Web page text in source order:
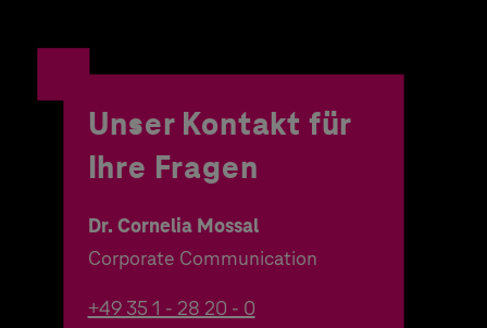
Unser Kontakt für
Ihre Fragen
Dr. Cornelia Mossal
Corporate Communication
+49 35 1 - 28 20 - 0